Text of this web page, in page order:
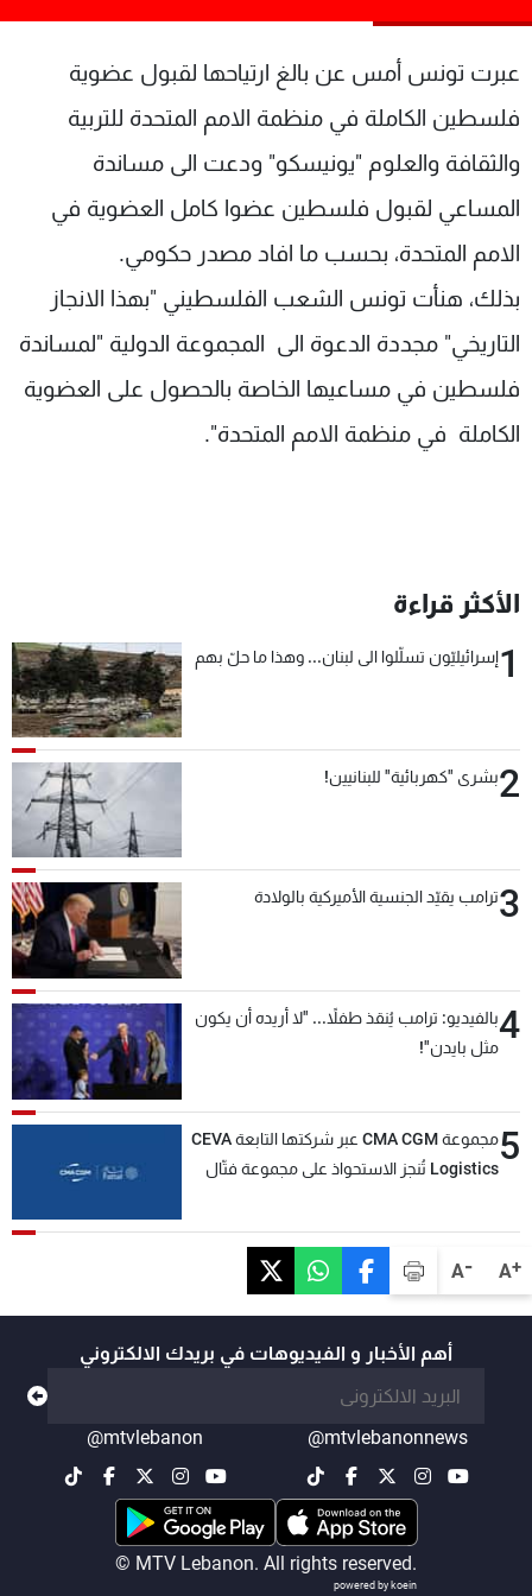
A+
A-
عبرت تونس أمس عن بالغ ارتياحها لقبول عضوية
فلسطين الكاملة في منظمة الامم المتحدة للتربية
والثقافة والعلوم "يونيسكو" ودعت الى مساندة
المساعي لقبول فلسطين عضوا كامل العضوية في
الامم المتحدة، بحسب ما افاد مصدر حكومي.
بذلك، هنأت تونس الشعب الفلسطيني "بهذا الانجاز
التاريخي" مجددة الدعوة الى المجموعة الدولية "لمساندة
فلسطين في مساعيها الخاصة بالحصول على العضوية
الكاملة في منظمة الامم المتحدة".
الأكثر قراءة
1إسرائيليّون تسلّلوا الى لبنان... وهذا ما حلّ بهم
2بشرى "كهربائية" للبنانيين!
3ترامب يقيّد الجنسية الأميركية بالولادة
4بالفيديو: ترامب يُنقذ طفلاً... "لا أريده أن يكون
مثل بايدن"!
5
مجموعة CMA CGM عبر شركتها التابعة CEVA
Logistics تُنجز الاستحواذ على مجموعة فتّال
أهم الأخبار و الفيديوهات في بريدك الالكتروني
@mtvlebanonnews
@mtvlebanon
© MTV Lebanon. All rights reserved.
powered by koein
شاهد البرامج
الإنـتـاج
تواصل معنا
سياسة الخصوصية